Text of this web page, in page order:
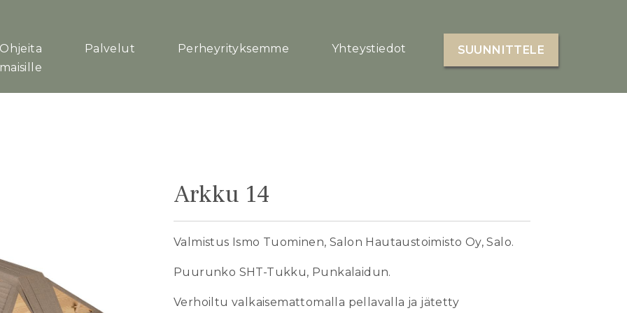
Ohjeita
Palvelut Perheyrityksemme Yhteystiedot SUUNNITTELE
Arkku 14
Valmistus Ismo Tuominen, Salon Hautaustoimisto Oy, Salo.
Puurunko SHT-Tukku, Punkalaidun.
Verhoiltu valkaisemattomalla pellavalla ja jätetty